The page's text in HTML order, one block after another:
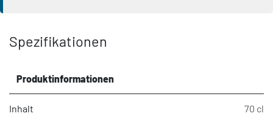
Spezifikationen
Produktinformationen
Inhalt 70 cl